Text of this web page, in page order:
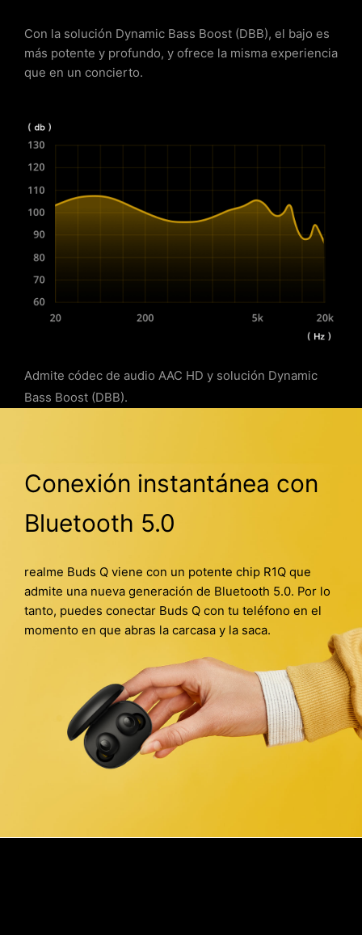
Con la solución Dynamic Bass Boost (DBB), el bajo es
más potente y profundo, y ofrece la misma experiencia
que en un concierto.
Admite códec de audio AAC HD y solución Dynamic
Bass Boost (DBB).
Conexión instantánea con
Bluetooth 5.0
realme Buds Q viene con un potente chip R1Q que
admite una nueva generación de Bluetooth 5.0. Por lo
tanto, puedes conectar Buds Q con tu teléfono en el
momento en que abras la carcasa y la saca.